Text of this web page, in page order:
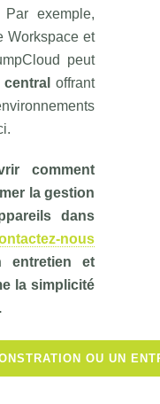
Par exemple,
Workspace et
peut
offrant
comment
la gestion
dans
nous
entretien et
la simplicité
OU UN